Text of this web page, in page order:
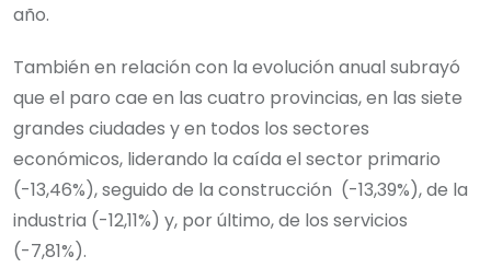
año.
También en relación con la evolución anual subrayó
que el paro cae en las cuatro provincias, en las siete
grandes ciudades y en todos los sectores
económicos, liderando la caída el sector primario
(-13,46%), seguido de la construcción (-13,39%), de la
industria (-12,11%) y, por último, de los servicios
(-7,81%).